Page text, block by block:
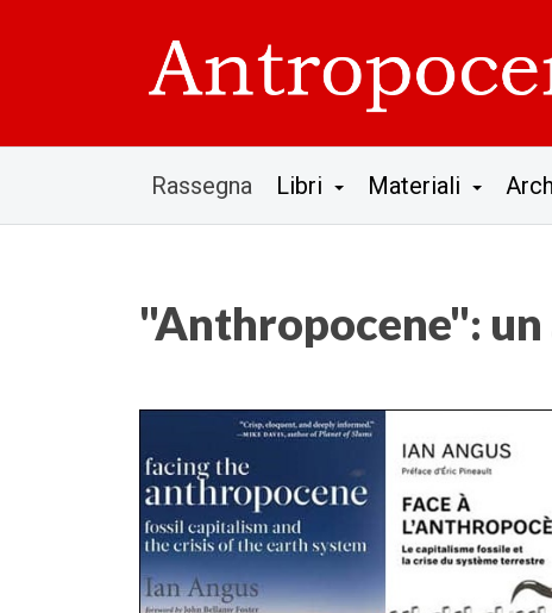
Rassegna Libri Materiali
"Anthropocene":